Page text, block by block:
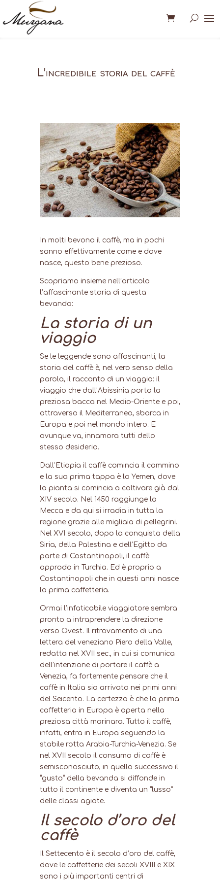
L’incredibile storia del caffè
In molti bevono il caffè, ma in pochi
sanno effettivamente come e dove
nasce, questo bene prezioso.
Scopriamo insieme nell’articolo
l’affascinante storia di questa
bevanda:
La storia di un
viaggio
Se le leggende sono affascinanti, la
storia del caffè è, nel vero senso della
parola, il racconto di un viaggio: il
viaggio che dall’Abissinia porta la
preziosa bacca nel Medio-Oriente e poi,
attraverso il Mediterraneo, sbarca in
Europa e poi nel mondo intero. E
ovunque va, innamora tutti dello
stesso desiderio.
Dall’Etiopia il caffè comincia il cammino
e la sua prima tappa è lo Yemen, dove
la pianta si comincia a coltivare già dal
XIV secolo. Nel 1450 raggiunge la
Mecca e da qui si irradia in tutta la
regione grazie alle migliaia di pellegrini.
Nel XVI secolo, dopo la conquista della
Siria, della Palestina e dell’Egitto da
parte di Costantinopoli, il caffè
approda in Turchia. Ed è proprio a
Costantinopoli che in questi anni nasce
la prima caffetteria.
Ormai l’infaticabile viaggiatore sembra
pronto a intraprendere la direzione
verso Ovest. Il ritrovamento di una
lettera del veneziano Piero della Valle,
redatta nel XVII sec., in cui si comunica
dell’intenzione di portare il caffè a
Venezia, fa fortemente pensare che il
caffè in Italia sia arrivato nei primi anni
del Seicento. La certezza è che la prima
caffetteria in Europa è aperta nella
preziosa città marinara. Tutto il caffè,
infatti, entra in Europa seguendo la
stabile rotta Arabia-Turchia-Venezia. Se
nel XVII secolo il consumo di caffè è
semisconosciuto, in quello successivo il
“gusto” della bevanda si diffonde in
tutto il continente e diventa un “lusso”
delle classi agiate.
Il secolo d’oro del
caffè
Il Settecento è il secolo d’oro del caffè,
dove le caffetterie dei secoli XVIII e XIX
sono i più importanti centri di